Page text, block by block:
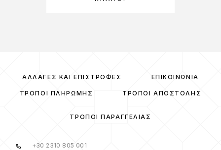
ΑΛΛΑΓΈΣ ΚΑΙ ΕΠΙΣΤΡΟΦΈΣ ΕΠΙΚΟΙΝΩΝΊΑ
ΤΡΌΠΟΙ ΠΛΗΡΩΜΉΣ ΤΡΌΠΟΙ ΑΠΟΣΤΟΛΉΣ
ΤΡΌΠΟΙ ΠΑΡΑΓΓΕΛΊΑΣ
+30 2310 805 001